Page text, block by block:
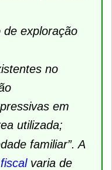
exploração
no
em
utilizada;
familiar”. A
varia de